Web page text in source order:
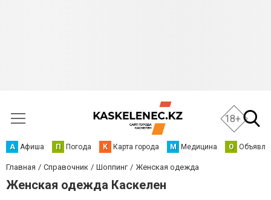
18+
А Афиша П Погода К Карта города М Медицина О
Главная Справочник Шоппинг Женская одежда
Женская одежда Каскелен